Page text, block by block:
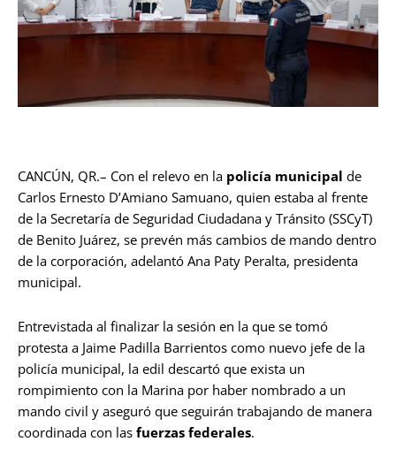
CANCÚN, QR.– Con el relevo en la policía municipal de
Carlos Ernesto D’Amiano Samuano, quien estaba al frente
de la Secretaría de Seguridad Ciudadana y Tránsito (SSCyT)
de Benito Juárez, se prevén más cambios de mando dentro
de la corporación, adelantó Ana Paty Peralta, presidenta
municipal.
Entrevistada al finalizar la sesión en la que se tomó
protesta a Jaime Padilla Barrientos como nuevo jefe de la
policía municipal, la edil descartó que exista un
rompimiento con la Marina por haber nombrado a un
mando civil y aseguró que seguirán trabajando de manera
coordinada con las fuerzas federales.